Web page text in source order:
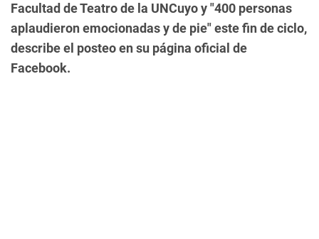
Facultad de Teatro de la UNCuyo y "400 personas
aplaudieron emocionadas y de pie" este fin de ciclo,
describe el posteo en su página oficial de
Facebook.